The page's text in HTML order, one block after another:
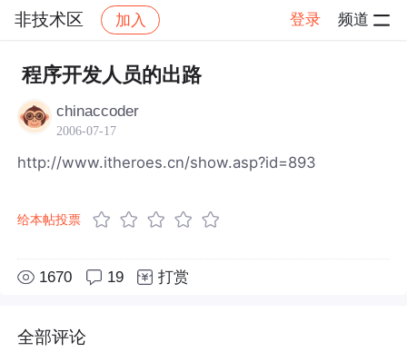
非技术区 加入 登录 频道
社区 非技术区 帖子详情
程序开发人员的出路
chinaccoder
2006-07-17
http://www.itheroes.cn/show.asp?id=893
给本帖投票
1670 19 打赏
全部评论